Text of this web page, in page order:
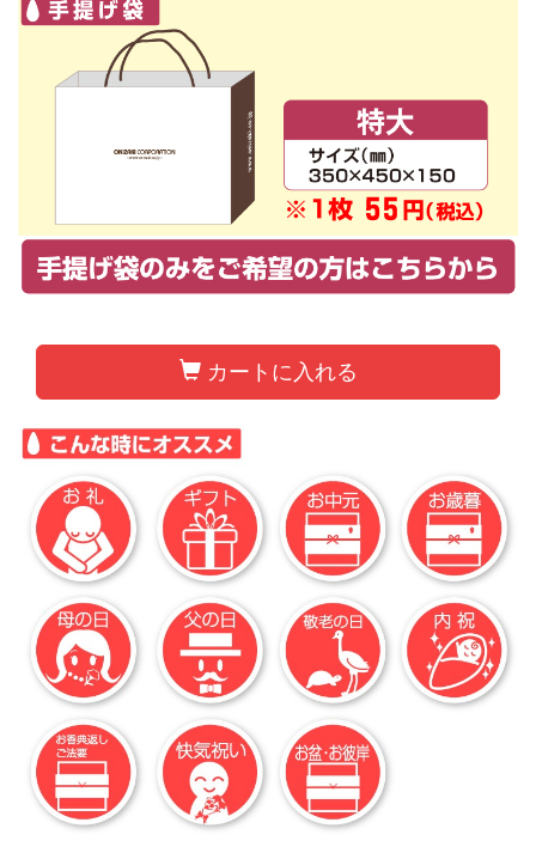
カートに入れる